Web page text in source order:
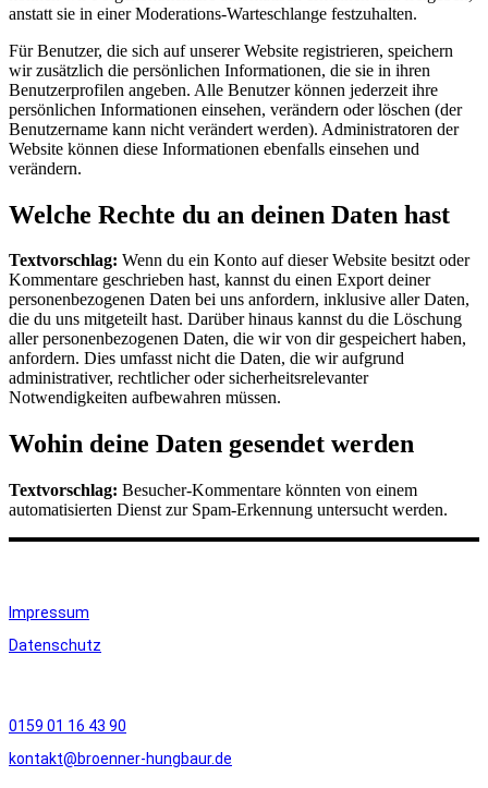
anstatt sie in einer Moderations-Warteschlange festzuhalten.
Für Benutzer, die sich auf unserer Website registrieren, speichern
wir zusätzlich die persönlichen Informationen, die sie in ihren
Benutzerprofilen angeben. Alle Benutzer können jederzeit ihre
persönlichen Informationen einsehen, verändern oder löschen (der
Benutzername kann nicht verändert werden). Administratoren der
Website können diese Informationen ebenfalls einsehen und
verändern.
Welche Rechte du an deinen Daten hast
Textvorschlag: Wenn du ein Konto auf dieser Website besitzt oder
Kommentare geschrieben hast, kannst du einen Export deiner
personenbezogenen Daten bei uns anfordern, inklusive aller Daten,
die du uns mitgeteilt hast. Darüber hinaus kannst du die Löschung
aller personenbezogenen Daten, die wir von dir gespeichert haben,
anfordern. Dies umfasst nicht die Daten, die wir aufgrund
administrativer, rechtlicher oder sicherheitsrelevanter
Notwendigkeiten aufbewahren müssen.
Wohin deine Daten gesendet werden
Textvorschlag: Besucher-Kommentare könnten von einem
automatisierten Dienst zur Spam-Erkennung untersucht werden.
Impressum
Datenschutz
0159 01 16 43 90
kontakt@broenner-hungbaur.de